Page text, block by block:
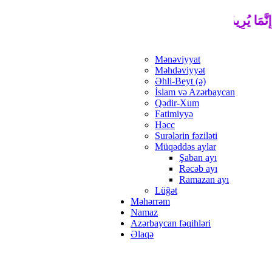
إِنَّمَا يُرِيدُ اللَّهُ لِيُذْهِبَ عَنْكُمُ الرِّجْسَ أَهْلَ الْبَيْتِ
Mənəviyyat
Məhdəviyyət
Əhli-Beyt (ə)
İslam və Azərbaycan
Qədir-Xum
Fatimiyyə
Həcc
Surələrin fəziləti
Müqəddəs aylar
Şaban ayı
Rəcəb ayı
Ramazan ayı
Lüğət
Məhərrəm
Namaz
Azərbaycan fəqihləri
Əlaqə